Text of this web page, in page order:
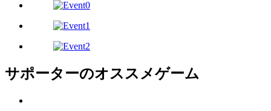
サポーターのオススメゲーム